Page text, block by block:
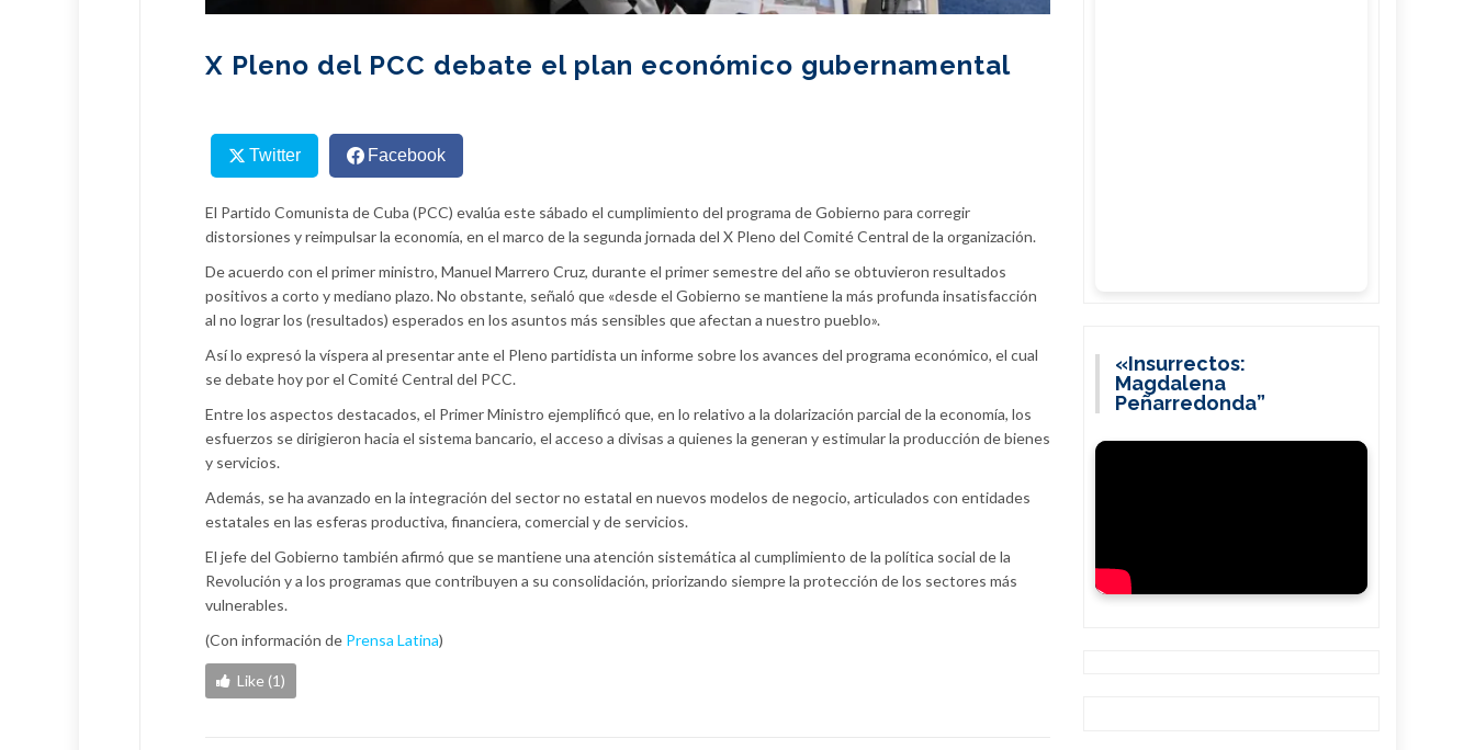
X Pleno del PCC debate el plan económico gubernamental
Twitter Facebook
El Partido Comunista de Cuba (PCC) evalúa este sábado el cumplimiento del programa de Gobierno para corregir
distorsiones y reimpulsar la economía, en el marco de la segunda jornada del X Pleno del Comité Central de la organización.
De acuerdo con el primer ministro, Manuel Marrero Cruz, durante el primer semestre del año se obtuvieron resultados
positivos a corto y mediano plazo. No obstante, señaló que «desde el Gobierno se mantiene la más profunda insatisfacción
al no lograr los (resultados) esperados en los asuntos más sensibles que afectan a nuestro pueblo».
Así lo expresó la víspera al presentar ante el Pleno partidista un informe sobre los avances del programa económico, el cual
se debate hoy por el Comité Central del PCC.
Entre los aspectos destacados, el Primer Ministro ejemplificó que, en lo relativo a la dolarización parcial de la economía, los
esfuerzos se dirigieron hacia el sistema bancario, el acceso a divisas a quienes la generan y estimular la producción de bienes
y servicios.
Además, se ha avanzado en la integración del sector no estatal en nuevos modelos de negocio, articulados con entidades
estatales en las esferas productiva, financiera, comercial y de servicios.
El jefe del Gobierno también afirmó que se mantiene una atención sistemática al cumplimiento de la política social de la
Revolución y a los programas que contribuyen a su consolidación, priorizando siempre la protección de los sectores más
vulnerables.
(Con información de Prensa Latina)
Like (1)
«Insurrectos:
Magdalena
Peñarredonda”